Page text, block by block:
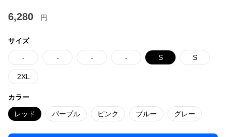
6,280 円
サイズ
- - - - S S
2XL
カラー
レッド パープル ピンク ブルー グレー